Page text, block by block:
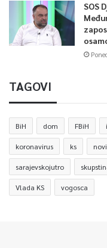
SOS
TAGOVI
BiH dom FBiH
koronavirus ks novi
sarajevskojutro
Vlada KS vogosca